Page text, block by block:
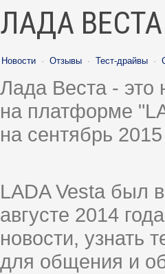
ЛАДА ВЕСТА
Новости · Отзывы · Тест-драйвы ·
Лада Веста -
на платформе
на сентябрь
LADA Vesta был
августе 2014
новости, узнать
для общения и